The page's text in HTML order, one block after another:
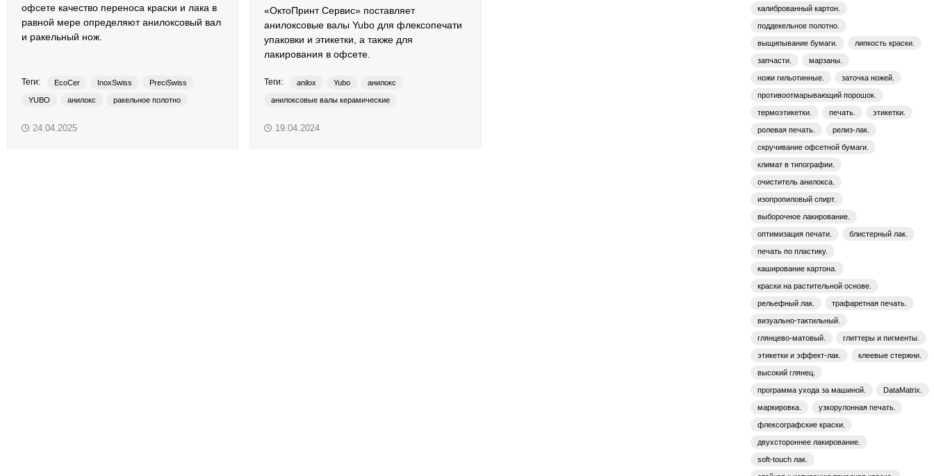
Материалы для производства ротогравюрных цилиндров
Краски системы смешения Pantone
офсете качество переноса краски и лака в
равной мере определяют анилоксовый вал
и ракельный нож.
Теги: EcoCer InoxSwiss PreciSwiss
YUBO анилокс ракельное полотно
24.04.2025
«ОктоПринт Сервис» поставляет
анилоксовые валы Yubo для флексопечати
упаковки и этикетки, а также для
лакирования в офсете.
Теги: anilox Yubo анилокс
анилоксовые валы керамические
19.04.2024
калиброванный картон.
поддекельное полотно.
выщипывание бумаги. липкость краски.
запчасти. марзаны.
ножи гильотинные. заточка ножей.
противоотмарывающий порошок.
термоэтикетки. печать. этикетки.
ролевая печать. релиз-лак.
скручивание офсетной бумаги.
климат в типографии.
очиститель анилокса.
изопропиловый спирт.
выборочное лакирование.
оптимизация печати. блистерный лак.
печать по пластику.
каширование картона.
краски на растительной основе.
рельефный лак. трафаретная печать.
визуально-тактильный.
глянцево-матовый. глиттеры и пигменты.
этикетки и эффект-лак. клеевые стержни.
высокий глянец.
программа ухода за машиной. DataMatrix.
маркировка. узкорулонная печать.
флексографские краски.
двухстороннее лакирование.
soft-touch лак.